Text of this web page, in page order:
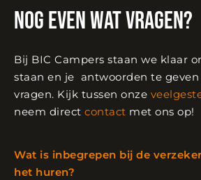
nog even wat vragen?
Bij BIC Campers staan we klaar
staan en je antwoorden te
vragen. Kijk tussen onze
neem direct contact met ons op!
Wat is inbegrepen bij de
het huren?